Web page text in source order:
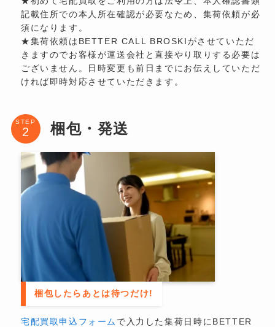
記載住所での本人所在確認が必要なため、集荷依頼が必
須になります。
★集荷依頼はBETTER CALL BROSKIがさせていただ
きますのでお客様が運送会社と直接やり取りする必要は
ございません。日時変更も前日までにお伝えしていただ
ければ即時対応させていただきます。
STEP 梱包・発送
梱包したらあとは待つだけ!
宅配買取申込フォーム で入力した集荷日時にBETTER